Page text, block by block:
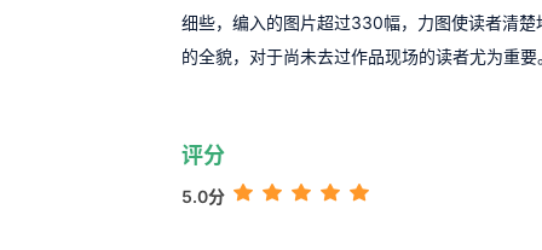
细些，编入的图片超过330幅，力图使读者清楚
的全貌，对于尚未去过作品现场的读者尤为重要
评分
5.0分